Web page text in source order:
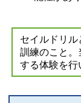
セイルドリ
訓練のこと。
する体験を行